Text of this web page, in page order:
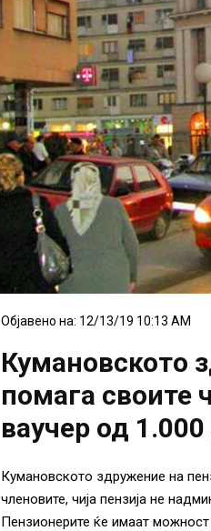
Објавено на: 12/13/19 10:13 AM
Кумановското
помага своите
ваучер од
Кумановското здружение на
членовите, чија пензија не
Пензионерите ќе имаат можност